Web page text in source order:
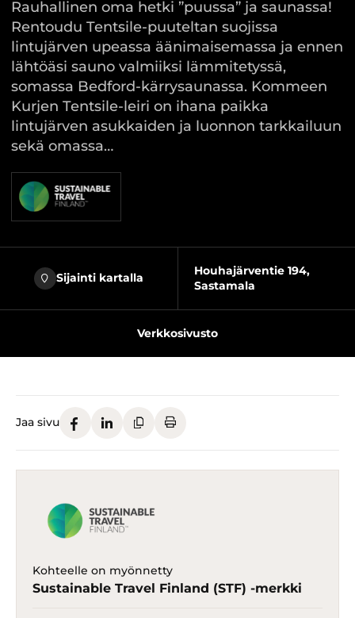
Rauhallinen oma hetki ”puussa” ja saunassa!
Rentoudu Tentsile-puuteltan suojissa
lintujärven upeassa äänimaisemassa ja ennen
lähtöäsi sauno valmiiksi lämmitetyssä,
somassa Bedford-kärrysaunassa. Kommeen
Kurjen Tentsile-leiri on ihana paikka
lintujärven asukkaiden ja luonnon tarkkailuun
sekä omassa…
Sijainti kartalla
Houhajärventie 194,
Sastamala
Verkkosivusto
Jaa sivu
Kohteelle on myönnetty
Sustainable Travel Finland (STF) -merkki